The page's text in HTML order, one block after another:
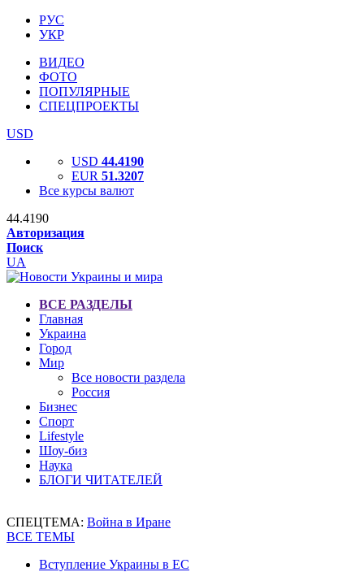
РУС
УКР
ВИДЕО
ФОТО
ПОПУЛЯРНЫЕ
СПЕЦПРОЕКТЫ
USD
USD 44.4190
EUR 51.3207
Все курсы валют
44.4190
Авторизация
Поиск
UA
ВСЕ РАЗДЕЛЫ
Главная
Украина
Город
Мир
Все новости раздела
Россия
Бизнес
Спорт
Lifestyle
Шоу-биз
Наука
БЛОГИ ЧИТАТЕЛЕЙ
СПЕЦТЕМА: Война в Иране
ВСЕ ТЕМЫ
Вступление Украины в ЕС